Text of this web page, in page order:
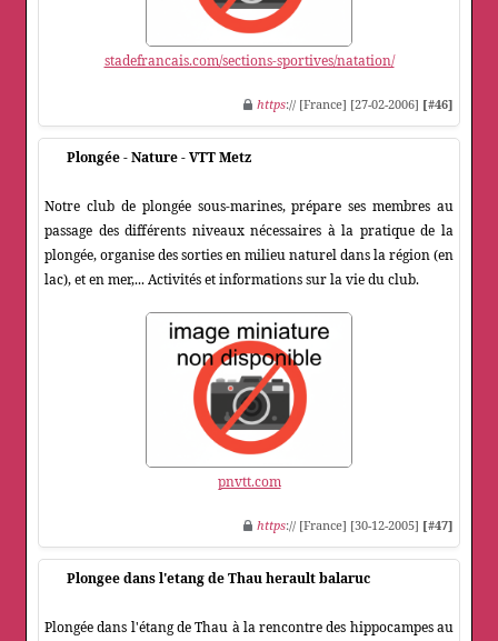
stadefrancais.com/sections-sportives/natation/
https:// [France] [27-02-2006] [#46]
Plongée - Nature - VTT Metz
Notre club de plongée sous-marines, prépare ses membres au
passage des différents niveaux nécessaires à la pratique de la
plongée, organise des sorties en milieu naturel dans la région (en
lac), et en mer,... Activités et informations sur la vie du club.
pnvtt.com
https:// [France] [30-12-2005] [#47]
Plongee dans l'etang de Thau herault balaruc
Plongée dans l'étang de Thau à la rencontre des hippocampes au